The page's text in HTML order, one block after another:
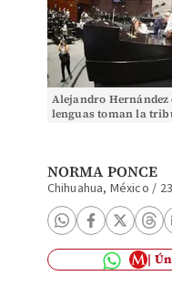
Alejandro
lenguas toman la
NORMA PONCE
Chihuahua, México /